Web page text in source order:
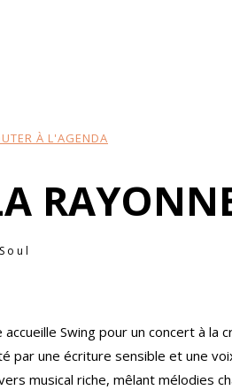
À L'AGENDA
Swing pour un concert à la
par une écriture sensible et une
musical riche, mêlant mélodies